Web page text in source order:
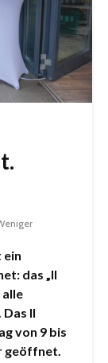
ein
das „Il
alle
Il
von 9 bis
geöffnet.